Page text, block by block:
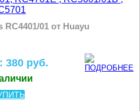
01 от Huayu
380 руб.